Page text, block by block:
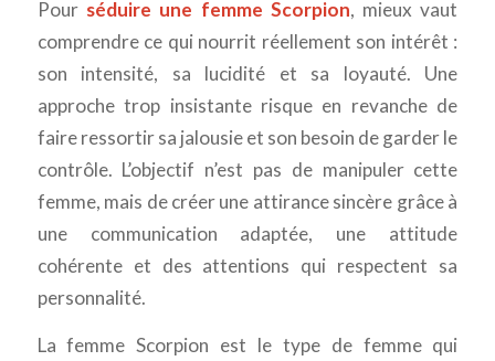
Pour séduire une femme Scorpion, mieux vaut
comprendre ce qui nourrit réellement son intérêt :
son intensité, sa lucidité et sa loyauté. Une
approche trop insistante risque en revanche de
faire ressortir sa jalousie et son besoin de garder le
contrôle. L’objectif n’est pas de manipuler cette
femme, mais de créer une attirance sincère grâce à
une communication adaptée, une attitude
cohérente et des attentions qui respectent sa
personnalité.
La femme Scorpion est le type de femme qui